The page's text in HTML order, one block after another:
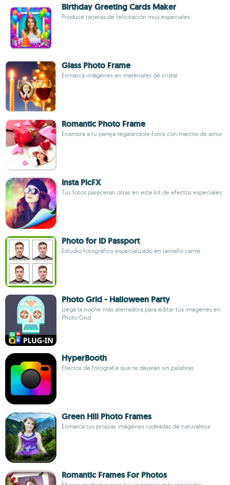
Birthday Greeting Cards Maker
Produce tarjetas de felicitación muy especiales
Glass Photo Frame
Enmarca imágenes en materiales de cristal
Romantic Photo Frame
Enamora a tu pareja regalándole fotos con marcos de amor
Insta PicFX
Tus fotos parecerán otras en este kit de efectos especiales
Photo for ID Passport
Estudio fotográfico especializado en tamaño carné
Photo Grid - Halloween Party
Llega la noche más aterradora para editar tus imágenes en
Photo Grid
HyperBooth
Efectos de fotografía que te dejarán sin palabras
Green Hill Photo Frames
Enmarca tus propias imágenes rodeadas de naturaleza
Romantic Frames For Photos